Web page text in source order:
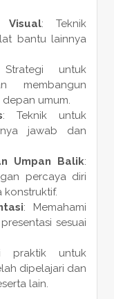
Visual: Teknik
bantu lainnya
untuk
membangun
umum.
: Teknik untuk
jawab dan
Umpan Balik:
percaya diri
konstruktif.
: Memahami
sesuai
praktik untuk
dipelajari dan
lain.